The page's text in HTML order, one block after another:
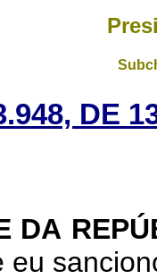
DE
DA
eu